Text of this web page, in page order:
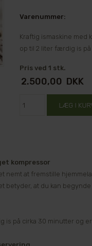
Varenummer:
Kraftig ismaskine med
op til 2 liter færdig is
Pris ved 1 stk.
2.500,00 DKK
kompressor
nemt at fremstille
betyder, at du kan
is på cirka 30 minutter og